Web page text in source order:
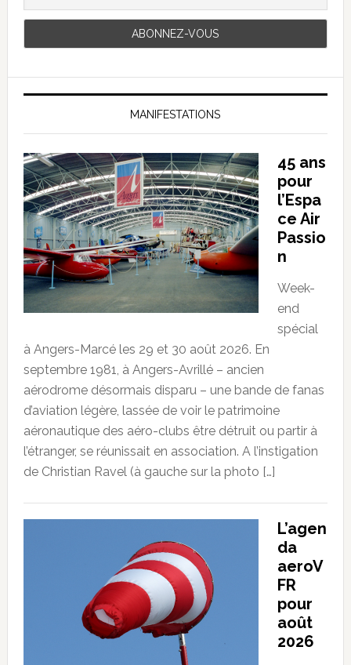
MANIFESTATIONS
45 ans
pour
l’Espa
ce Air
Passio
n
Week-
end
spécial
à Angers-Marcé les 29 et 30 août 2026. En
septembre 1981, à Angers-Avrillé – ancien
aérodrome désormais disparu – une bande de fanas
d’aviation légère, lassée de voir le patrimoine
aéronautique des aéro-clubs être détruit ou partir à
l’étranger, se réunissait en association. A l’instigation
de Christian Ravel (à gauche sur la photo […]
L’agen
da
aeroV
FR
pour
août
2026